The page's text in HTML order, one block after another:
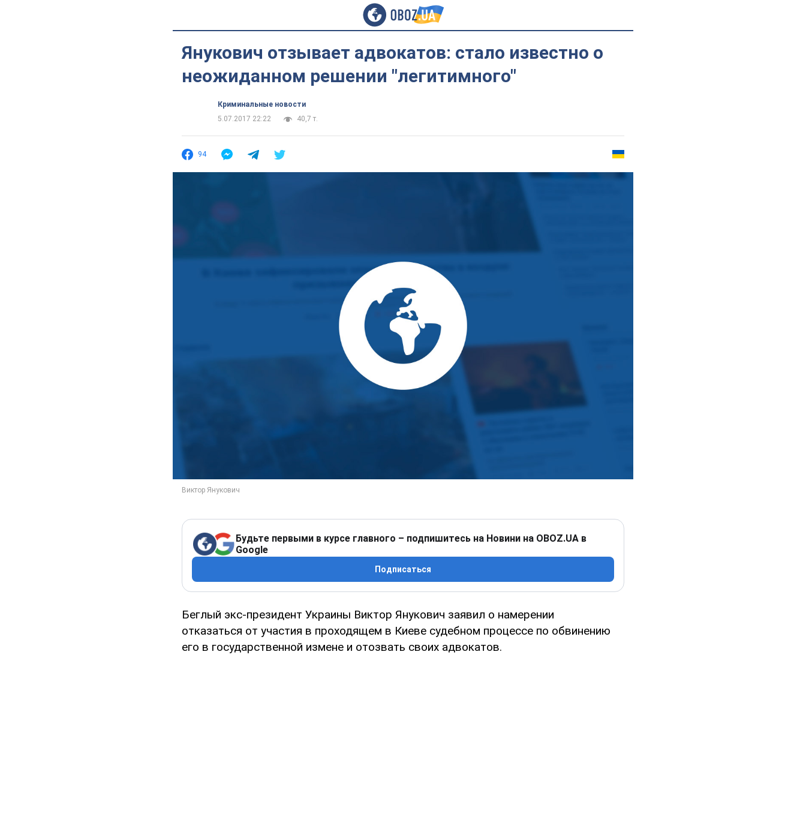
Янукович отзывает адвокатов: стало известно о
неожиданном решении "легитимного"
Криминальные новости
5.07.2017 22:22
40,7 т.
94
Будьте первыми в курсе главного – подпишитесь на Новини на OBOZ.UA в
Google
Подписаться
Беглый экс-президент Украины Виктор Янукович заявил о намерении
отказаться от участия в проходящем в Киеве судебном процессе по обвинению
его в государственной измене и отозвать своих адвокатов.